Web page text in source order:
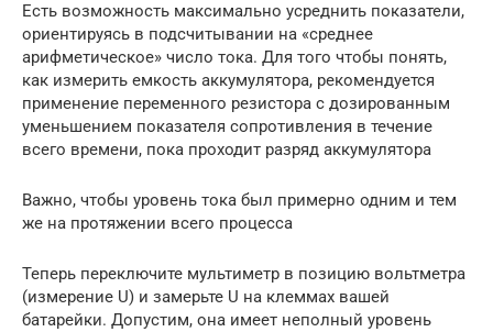
Есть возможность максимально усреднить показатели,
ориентируясь в подсчитывании на «среднее
арифметическое» число тока. Для того чтобы понять,
как измерить емкость аккумулятора, рекомендуется
применение переменного резистора с дозированным
уменьшением показателя сопротивления в течение
всего времени, пока проходит разряд аккумулятора
Важно, чтобы уровень тока был примерно одним и тем
же на протяжении всего процесса
Теперь переключите мультиметр в позицию вольтметра
(измерение U) и замерьте U на клеммах вашей
батарейки. Допустим, она имеет неполный уровень